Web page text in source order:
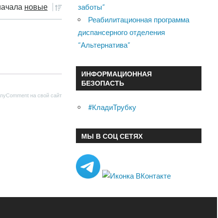
новые
на свой сайт
заботы”
Реабилитационная программа
диспансерного отделения
“Альтернатива”
ИНФОРМАЦИОННАЯ
БЕЗОПАСТЬ
#КладиТрубку
МЫ В СОЦ СЕТЯХ